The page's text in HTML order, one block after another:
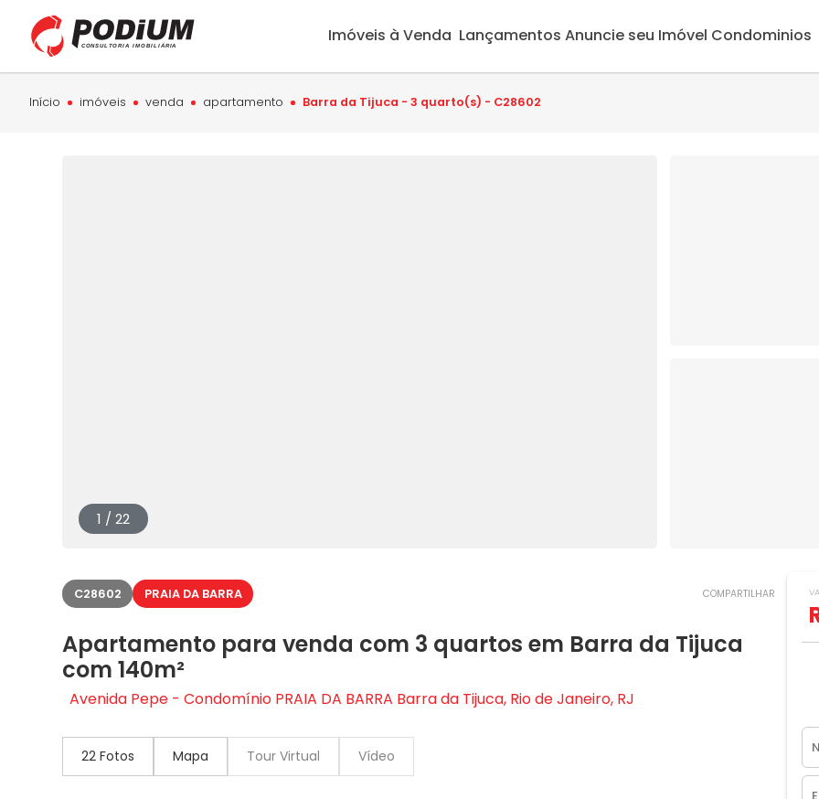
Imóveis à Venda Lançamentos Anuncie seu Imóvel Condominios
Início imóveis venda apartamento Barra da Tijuca - 3 quarto(s) - C28602
1 / 22
C28602 PRAIA DA BARRA COMPARTILHAR
Apartamento para venda com 3 quartos em Barra da Tijuca
com 140m²
Avenida Pepe - Condomínio PRAIA DA BARRA Barra da Tijuca, Rio de Janeiro, RJ
22 Fotos Mapa Tour Virtual Vídeo